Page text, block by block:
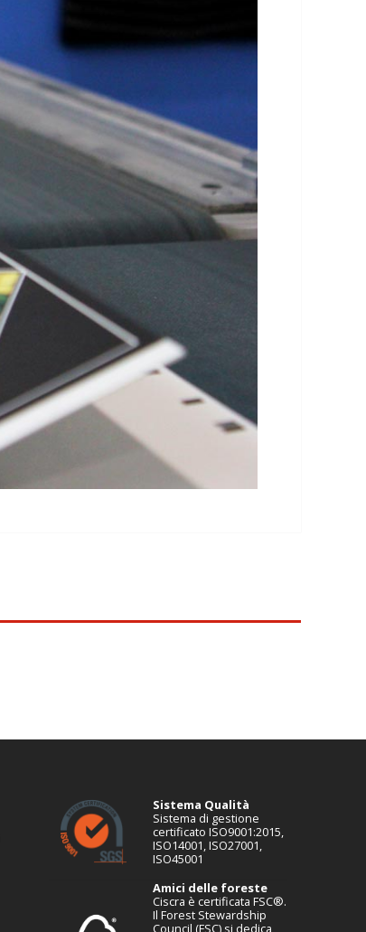
Sistema Qualità
Sistema di gestione
certificato ISO9001:2015,
ISO14001, ISO27001,
ISO45001
Amici delle foreste
Ciscra è certificata FSC®.
Il Forest Stewardship
Council (FSC) si dedica